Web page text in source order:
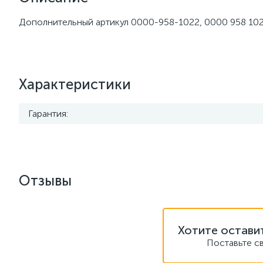
Дополнительный артикул 0000-958-1022, 0000 958
Характеристики
Гарантия:
Отзывы
Хотите
Поставьте